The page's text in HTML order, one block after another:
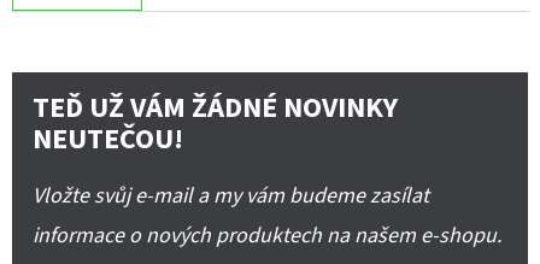
TEĎ UŽ VÁM ŽÁDNÉ NOVINKY
NEUTEČOU!
Vložte svůj e-mail a my vám budeme zasílat
informace o nových produktech na našem e-shopu.